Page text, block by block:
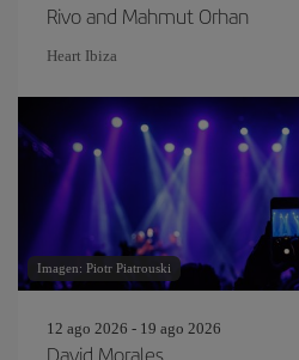
Rivo and Mahmut Orhan
Heart Ibiza
Imagen: Piotr Piatrouski
12 ago 2026 - 19 ago 2026
David Morales